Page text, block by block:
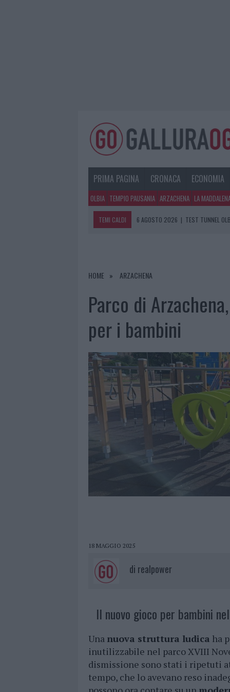
PRIMA PAGINA CRONACA ECONOMIA
OLBIA TEMPIO PAUSANIA ARZACHENA LA
TEMI CALDI 6 AGOSTO 2026 | TEST TUNNEL
6 AGOSTO 2026 | GALLURA, FINTI CLIENTI
HOME ARZACHENA
Parco di
per i bambini
18 MAGGIO 2025
di realpower
Il nuovo gioco per bambini
Una nuova struttura ludica ha
inutilizzabile nel parco XVIII
dismissione sono stati i ripetuti
tempo, che lo avevano reso